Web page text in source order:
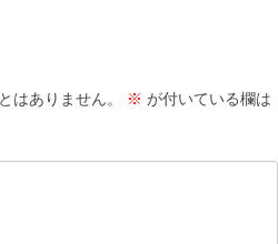
はありません。 ※ が付いている欄は